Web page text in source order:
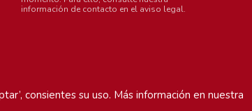
información de contacto en el aviso legal.
consientes su uso. Más información en nuestra